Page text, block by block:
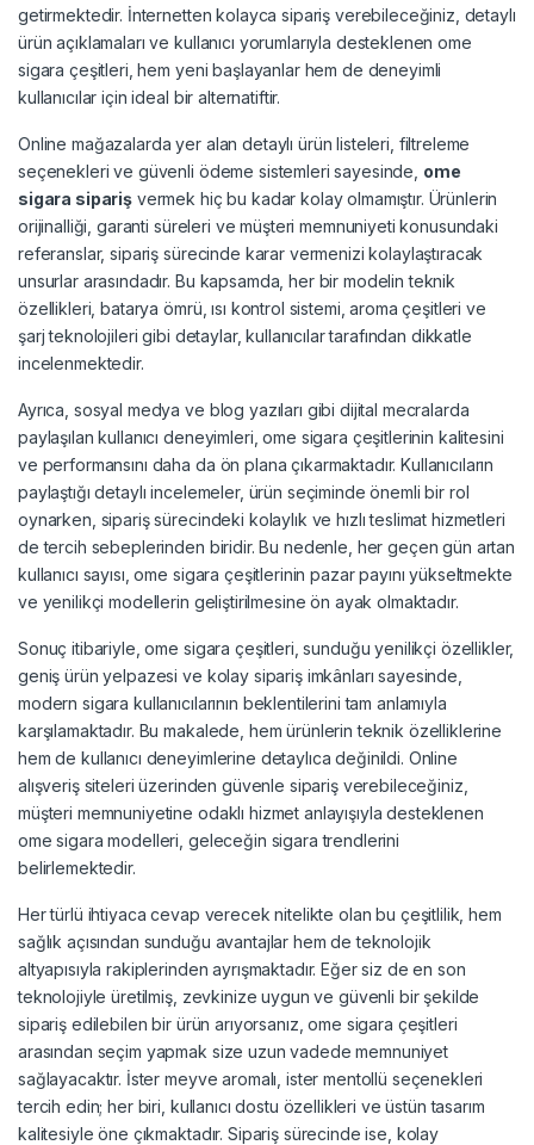
getirmektedir. İnternetten kolayca sipariş verebileceğiniz, detaylı
ürün açıklamaları ve kullanıcı yorumlarıyla desteklenen ome
sigara çeşitleri, hem yeni başlayanlar hem de deneyimli
kullanıcılar için ideal bir alternatiftir.
Online mağazalarda yer alan detaylı ürün listeleri, filtreleme
seçenekleri ve güvenli ödeme sistemleri sayesinde, ome
sigara sipariş vermek hiç bu kadar kolay olmamıştır. Ürünlerin
orijinalliği, garanti süreleri ve müşteri memnuniyeti konusundaki
referanslar, sipariş sürecinde karar vermenizi kolaylaştıracak
unsurlar arasındadır. Bu kapsamda, her bir modelin teknik
özellikleri, batarya ömrü, ısı kontrol sistemi, aroma çeşitleri ve
şarj teknolojileri gibi detaylar, kullanıcılar tarafından dikkatle
incelenmektedir.
Ayrıca, sosyal medya ve blog yazıları gibi dijital mecralarda
paylaşılan kullanıcı deneyimleri, ome sigara çeşitlerinin kalitesini
ve performansını daha da ön plana çıkarmaktadır. Kullanıcıların
paylaştığı detaylı incelemeler, ürün seçiminde önemli bir rol
oynarken, sipariş sürecindeki kolaylık ve hızlı teslimat hizmetleri
de tercih sebeplerinden biridir. Bu nedenle, her geçen gün artan
kullanıcı sayısı, ome sigara çeşitlerinin pazar payını yükseltmekte
ve yenilikçi modellerin geliştirilmesine ön ayak olmaktadır.
Sonuç itibariyle, ome sigara çeşitleri, sunduğu yenilikçi özellikler,
geniş ürün yelpazesi ve kolay sipariş imkânları sayesinde,
modern sigara kullanıcılarının beklentilerini tam anlamıyla
karşılamaktadır. Bu makalede, hem ürünlerin teknik özelliklerine
hem de kullanıcı deneyimlerine detaylıca değinildi. Online
alışveriş siteleri üzerinden güvenle sipariş verebileceğiniz,
müşteri memnuniyetine odaklı hizmet anlayışıyla desteklenen
ome sigara modelleri, geleceğin sigara trendlerini
belirlemektedir.
Her türlü ihtiyaca cevap verecek nitelikte olan bu çeşitlilik, hem
sağlık açısından sunduğu avantajlar hem de teknolojik
altyapısıyla rakiplerinden ayrışmaktadır. Eğer siz de en son
teknolojiyle üretilmiş, zevkinize uygun ve güvenli bir şekilde
sipariş edilebilen bir ürün arıyorsanız, ome sigara çeşitleri
arasından seçim yapmak size uzun vadede memnuniyet
sağlayacaktır. İster meyve aromalı, ister mentollü seçenekleri
tercih edin; her biri, kullanıcı dostu özellikleri ve üstün tasarım
kalitesiyle öne çıkmaktadır. Sipariş sürecinde ise, kolay